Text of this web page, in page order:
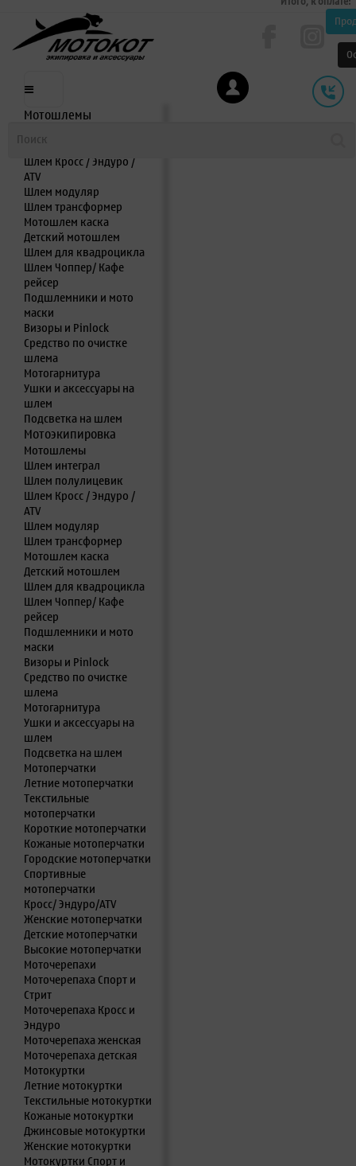
Мотошлемы
Шлем полулицевик
Шлем Кросс / Эндуро /
ATV
Шлем модуляр
Шлем трансформер
Мотошлем каска
Детский мотошлем
Шлем для квадроцикла
Шлем Чоппер/ Кафе
рейсер
Подшлемники и мото
маски
Визоры и Pinlock
Средство по очистке
шлема
Мотогарнитура
Ушки и аксессуары на
шлем
Подсветка на шлем
Мотоэкипировка
Мотошлемы
Шлем интеграл
Шлем полулицевик
Шлем Кросс / Эндуро /
ATV
Шлем модуляр
Шлем трансформер
Мотошлем каска
Детский мотошлем
Шлем для квадроцикла
Шлем Чоппер/ Кафе
рейсер
Подшлемники и мото
маски
Визоры и Pinlock
Средство по очистке
шлема
Мотогарнитура
Ушки и аксессуары на
шлем
Подсветка на шлем
Мотоперчатки
Летние мотоперчатки
Текстильные
мотоперчатки
Короткие мотоперчатки
Кожаные мотоперчатки
Городские мотоперчатки
Спортивные
мотоперчатки
Кросс/ Эндуро/ATV
Женские мотоперчатки
Детские мотоперчатки
Высокие мотоперчатки
Моточерепахи
Моточерепаха Спорт и
Стрит
Моточерепаха Кросс и
Эндуро
Моточерепаха женская
Моточерепаха детская
Мотокуртки
Летние мотокуртки
Текстильные мотокуртки
Кожаные мотокуртки
Джинсовые мотокуртки
Женские мотокуртки
Мотокуртки Спорт и